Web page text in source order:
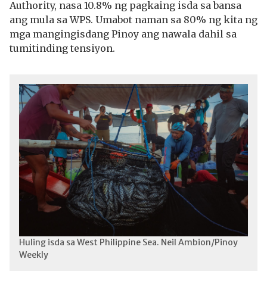
Authority, nasa 10.8% ng pagkaing isda sa bansa
ang mula sa WPS. Umabot naman sa 80% ng kita ng
mga mangingisdang Pinoy ang nawala dahil sa
tumitinding tensiyon.
Huling isda sa West Philippine Sea. Neil Ambion/Pinoy
Weekly